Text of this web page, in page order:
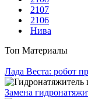
2107
2106
Нива
Топ Материалы
Лада Веста: робот
Замена